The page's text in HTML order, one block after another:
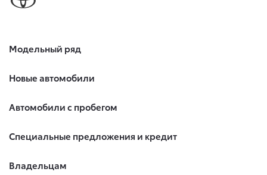
Модельный ряд
Новые автомобили
Автомобили с пробегом
Специальные предложения и кредит
Владельцам